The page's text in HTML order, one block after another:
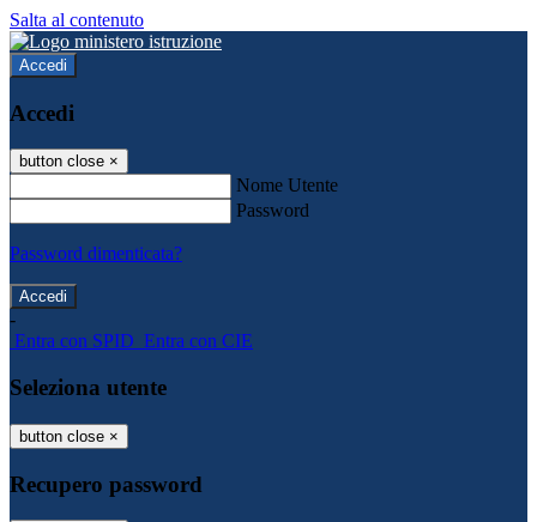
Salta al contenuto
Accedi
Accedi
button close ×
Nome Utente
Password
Password dimenticata?
-
Entra con SPID Entra con CIE
Seleziona utente
button close ×
Recupero password